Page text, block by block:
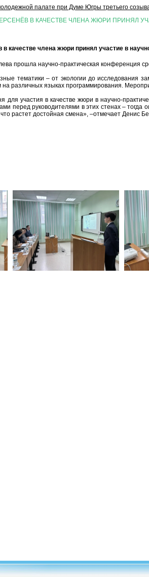
палате при Думе Югры третьего
В КАЧЕСТВЕ ЧЛЕНА ЖЮРИ ПРИНЯЛ
качестве члена жюри принял участие в
прошла научно-практическая конференция
тематики – от экологии до исследования
на различных языках программирования.
для участия в качестве жюри в научно-
перед руководителями в этих стенах –
растет достойная смена», –отмечает Денис